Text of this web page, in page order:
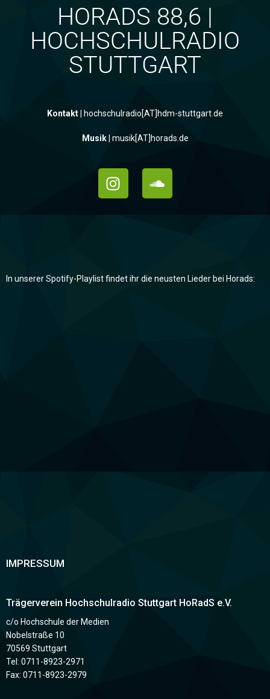
HORADS 88,6 |
HOCHSCHULRADIO
STUTTGART
Kontakt | hochschulradio[AT]hdm-stuttgart.de
Musik | musik[AT]horads.de
In unserer Spotify-Playlist findet ihr die neusten Lieder bei Horads:
IMPRESSUM
Trägerverein Hochschulradio Stuttgart HoRadS e.V.
c/o Hochschule der Medien
Nobelstraße 10
70569 Stuttgart
Tel: 0711-8923-2971
Fax: 0711-8923-2979